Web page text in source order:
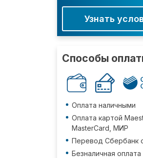
Узнать
Способы
Оплата наличными
Оплата картой
MasterCard, МИР
Перевод Сбербанк
Безналичная оплата